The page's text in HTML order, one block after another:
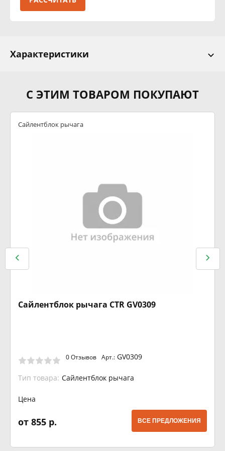
Характеристики
С ЭТИМ ТОВАРОМ ПОКУПАЮТ
Сайлентблок рычага
Сайлентблок рычага CTR GV0309
0 Отзывов Арт.: GV0309
Тип товара: Сайлентблок рычага
Цена
от 855 р. ВСЕ ПРЕДЛОЖЕНИЯ